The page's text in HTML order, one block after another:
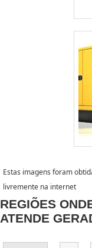
Estas imagens foram
livremente na internet
REGIÕES
ATENDE